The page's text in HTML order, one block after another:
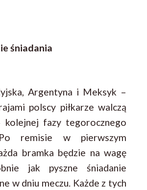
śniadania
Argentyna i Meksyk –
polscy piłkarze walczą
kolejnej fazy tegorocznego
remisie w pierwszym
bramka będzie na wagę
jak pyszne śniadanie
w dniu meczu. Każde z tych